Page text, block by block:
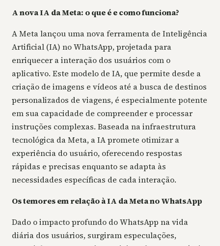
A nova IA da Meta: o que é e como funciona?
A Meta lançou uma nova ferramenta de Inteligência
Artificial (IA) no WhatsApp, projetada para
enriquecer a interação dos usuários com o
aplicativo. Este modelo de IA, que permite desde a
criação de imagens e vídeos até a busca de destinos
personalizados de viagens, é especialmente potente
em sua capacidade de compreender e processar
instruções complexas. Baseada na infraestrutura
tecnológica da Meta, a IA promete otimizar a
experiência do usuário, oferecendo respostas
rápidas e precisas enquanto se adapta às
necessidades específicas de cada interação.
Os temores em relação à IA da Meta no WhatsApp
Dado o impacto profundo do WhatsApp na vida
diária dos usuários, surgiram especulações,